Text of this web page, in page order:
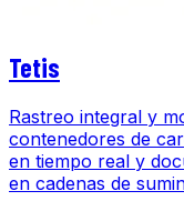
Tetis
Rastreo integral y
contenedores de
en tiempo real y
en cadenas de